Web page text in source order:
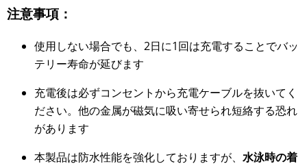
注意事項：
使用しない場合でも、2日に1回は充電することでバッ
テリー寿命が延びます
充電後は必ずコンセントから充電ケーブルを抜いてく
ださい。他の金属が磁気に吸い寄せられ短絡する恐れ
があります
本製品は防水性能を強化しておりますが、 水泳時の着